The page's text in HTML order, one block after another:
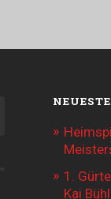
1.
Kai